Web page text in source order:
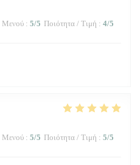
Μενού : 5/5 Ποιότητα / Τιμή : 4/5
Μενού : 5/5 Ποιότητα / Τιμή : 5/5